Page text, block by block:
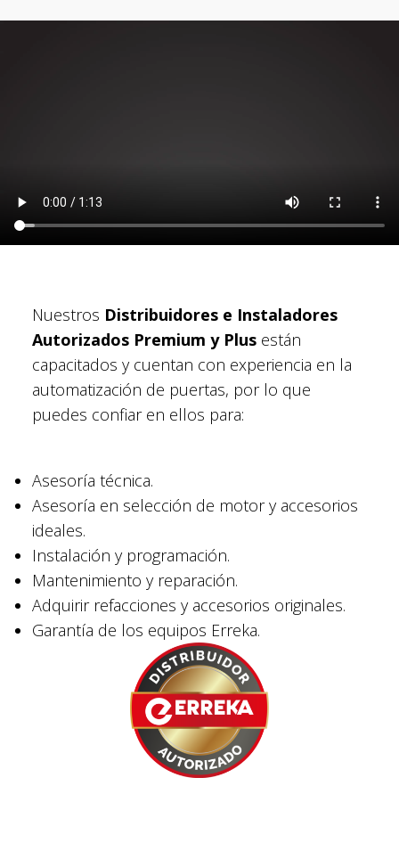
Nuestros Distribuidores e Instaladores
Autorizados Premium y Plus están
capacitados y cuentan con experiencia en la
automatización de puertas, por lo que
puedes confiar en ellos para:
Asesoría técnica.
Asesoría en selección de motor y accesorios
ideales.
Instalación y programación.
Mantenimiento y reparación.
Adquirir refacciones y accesorios originales.
Garantía de los equipos Erreka.